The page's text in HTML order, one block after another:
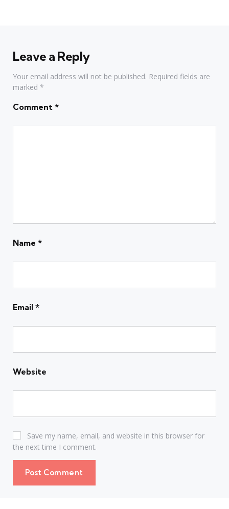
Leave a Reply
Your email address will not be published. Required fields are
marked *
Comment *
Name *
Email *
Website
Save my name, email, and website in this browser for
the next time I comment.